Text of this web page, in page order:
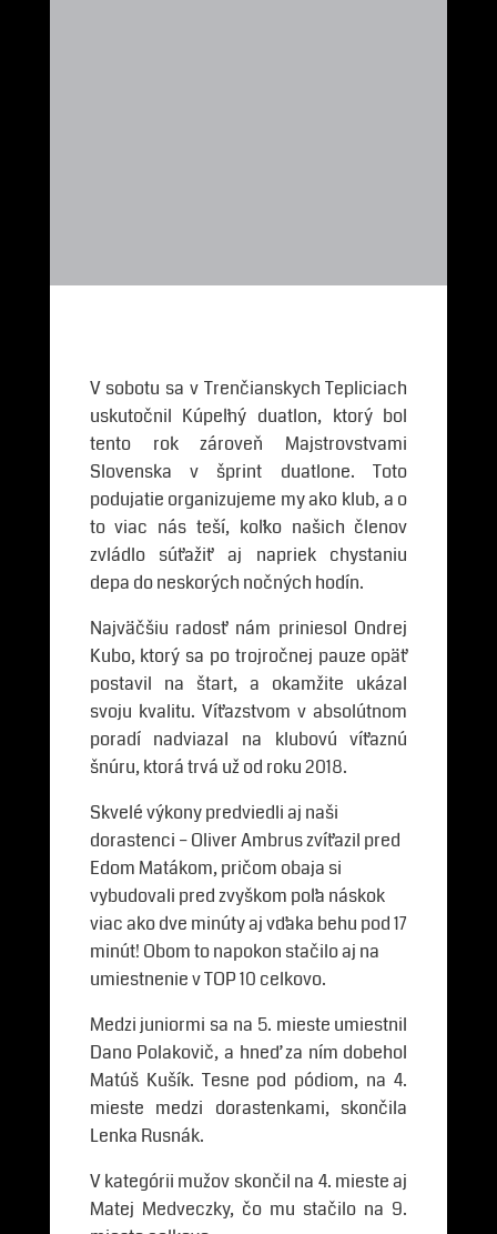
V sobotu sa v Trenčianskych Tepliciach
uskutočnil Kúpeľný duatlon, ktorý bol
tento rok zároveň Majstrovstvami
Slovenska v šprint duatlone. Toto
podujatie organizujeme my ako klub, a o
to viac nás teší, koľko našich členov
zvládlo súťažiť aj napriek chystaniu
depa do neskorých nočných hodín.
Najväčšiu radosť nám priniesol Ondrej
Kubo, ktorý sa po trojročnej pauze opäť
postavil na štart, a okamžite ukázal
svoju kvalitu. Víťazstvom v absolútnom
poradí nadviazal na klubovú víťaznú
šnúru, ktorá trvá už od roku 2018.
Skvelé výkony predviedli aj naši
dorastenci – Oliver Ambrus zvíťazil pred
Edom Matákom, pričom obaja si
vybudovali pred zvyškom poľa náskok
viac ako dve minúty aj vďaka behu pod 17
minút! Obom to napokon stačilo aj na
umiestnenie v TOP 10 celkovo.
Medzi juniormi sa na 5. mieste umiestnil
Dano Polakovič, a hneď za ním dobehol
Matúš Kušík. Tesne pod pódiom, na 4.
mieste medzi dorastenkami, skončila
Lenka Rusnák.
V kategórii mužov skončil na 4. mieste aj
Matej Medveczky, čo mu stačilo na 9.